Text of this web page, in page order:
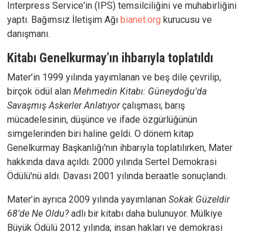
Interpress Service'in (IPS) temsilciliğini ve muhabirliğini
yaptı. Bağımsız İletişim Ağı bianet.org kurucusu ve
danışmanı.
Kitabı Genelkurmay’ın ihbarıyla toplatıldı
Mater’in 1999 yılında yayımlanan ve beş dile çevrilip,
birçok ödül alan Mehmedin Kitabı: Güneydoğu'da
Savaşmış Askerler Anlatıyorçalışması, barış
mücadelesinin, düşünce ve ifade özgürlüğünün
simgelerinden biri haline geldi. O dönem kitap
Genelkurmay Başkanlığı'nın ihbarıyla toplatılırken, Mater
hakkında dava açıldı. 2000 yılında Sertel Demokrasi
Ödülü'nü aldı. Davası 2001 yılında beraatle sonuçlandı.
Mater’in ayrıca 2009 yılında yayımlanan Sokak Güzeldir
68’de Ne Oldu?adlı bir kitabı daha bulunuyor. Mülkiye
Büyük Ödülü 2012 yılında; insan hakları ve demokrasi